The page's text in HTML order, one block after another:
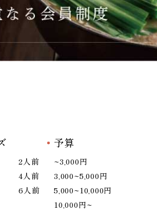
2人前
4人前
6人前
予算
~3,000円
3,000~5,000円
5,000~10,000円
10,000円~